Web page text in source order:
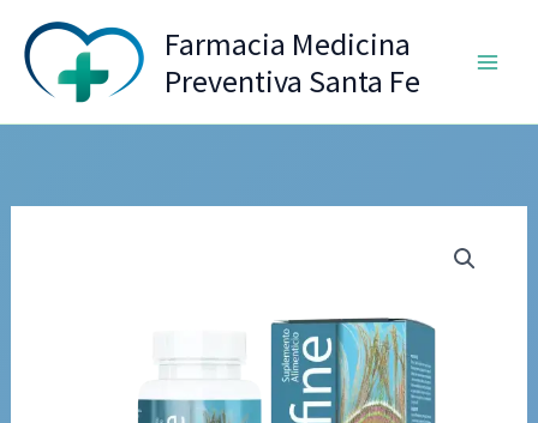
contenido
Farmacia Medicina
Preventiva Santa Fe